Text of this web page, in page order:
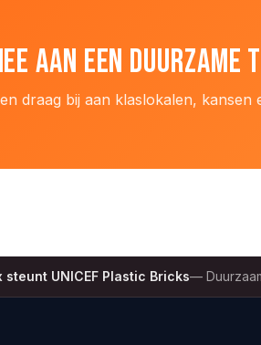
aan een duurzame
draag bij aan klaslokalen, kansen
steunt UNICEF Plastic Bricks—